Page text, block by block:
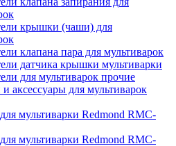
крышки (чаши) для
клапана пара для мультиварок
датчика крышки мультиварки
для мультиварок прочие
аксессуары для мультиварок
мультиварки Redmond RMC-
мультиварки Redmond RMC-